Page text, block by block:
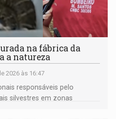
na fábrica da
a natureza
2026 às 16:47
responsáveis pelo
silvestres em zonas